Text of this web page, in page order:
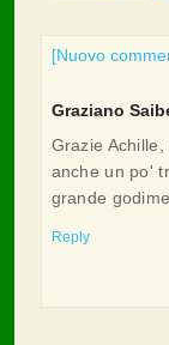
[Nuovo
Graziano
Grazie
anche un po'
grande
Reply